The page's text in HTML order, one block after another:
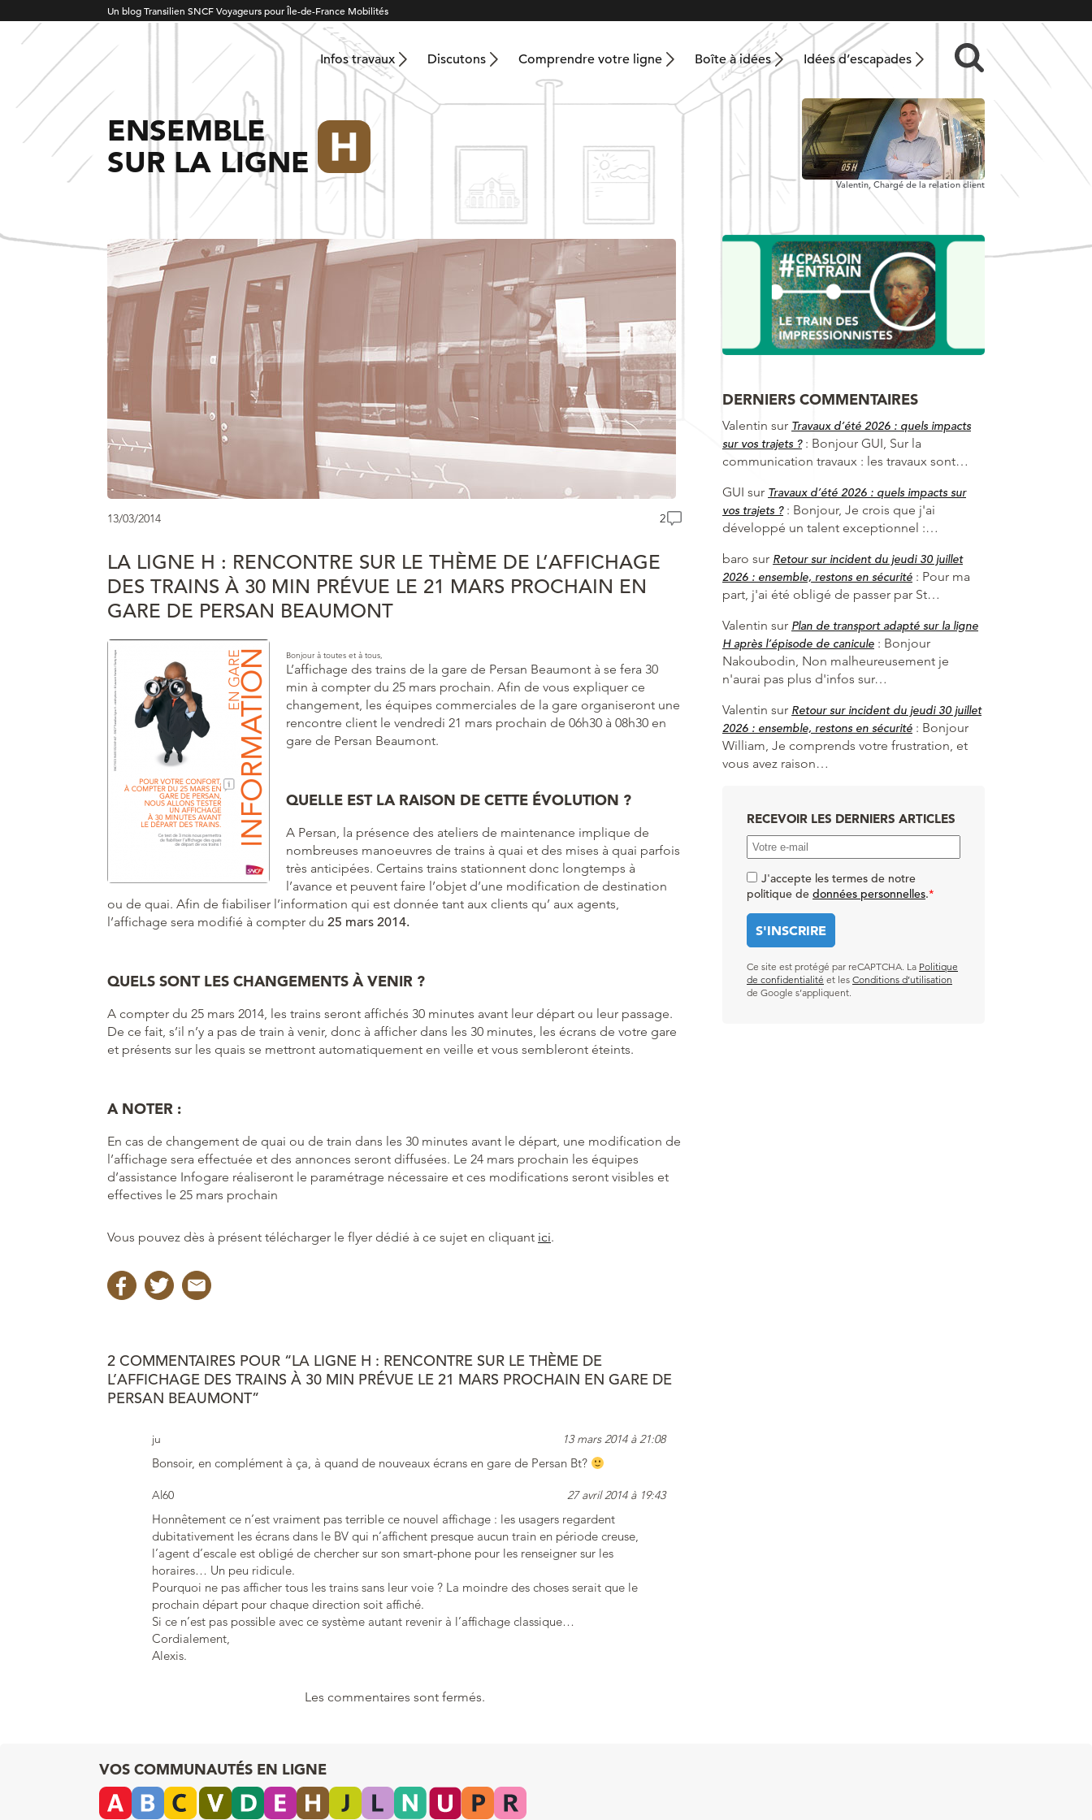
Un blog Transilien SNCF Voyageurs pour Île-de-France Mobilités
Infos travaux Discutons Comprendre votre ligne Boîte à idées Idées d’escapades
ENSEMBLE
SUR LA LIGNE
Valentin, Chargé de la relation client
13/03/2014 2
LA LIGNE H : RENCONTRE SUR LE THÈME DE L’AFFICHAGE
DES TRAINS À 30 MIN PRÉVUE LE 21 MARS PROCHAIN EN
GARE DE PERSAN BEAUMONT
Bonjour à toutes et à tous,
L’affichage des trains de la gare de Persan Beaumont à se fera 30
min à compter du 25 mars prochain. Afin de vous expliquer ce
changement, les équipes commerciales de la gare organiseront une
rencontre client le vendredi 21 mars prochain de 06h30 à 08h30 en
gare de Persan Beaumont.
QUELLE EST LA RAISON DE CETTE ÉVOLUTION ?
A Persan, la présence des ateliers de maintenance implique de
nombreuses manoeuvres de trains à quai et des mises à quai parfois
très anticipées. Certains trains stationnent donc longtemps à
l’avance et peuvent faire l’objet d’une modification de destination
ou de quai. Afin de fiabiliser l’information qui est donnée tant aux clients qu’ aux agents,
l’affichage sera modifié à compter du 25 mars 2014.
QUELS SONT LES CHANGEMENTS À VENIR ?
A compter du 25 mars 2014, les trains seront affichés 30 minutes avant leur départ ou leur passage.
De ce fait, s’il n’y a pas de train à venir, donc à afficher dans les 30 minutes, les écrans de votre gare
et présents sur les quais se mettront automatiquement en veille et vous sembleront éteints.
A NOTER :
En cas de changement de quai ou de train dans les 30 minutes avant le départ, une modification de
l’affichage sera effectuée et des annonces seront diffusées. Le 24 mars prochain les équipes
d’assistance Infogare réaliseront le paramétrage nécessaire et ces modifications seront visibles et
effectives le 25 mars prochain
Vous pouvez dès à présent télécharger le flyer dédié à ce sujet en cliquant ici.
2 COMMENTAIRES POUR “LA LIGNE H : RENCONTRE SUR LE THÈME DE
L’AFFICHAGE DES TRAINS À 30 MIN PRÉVUE LE 21 MARS PROCHAIN EN GARE DE
PERSAN BEAUMONT”
ju 13 mars 2014 à 21:08
Bonsoir, en complément à ça, à quand de nouveaux écrans en gare de Persan Bt?
Al60 27 avril 2014 à 19:43
Honnêtement ce n’est vraiment pas terrible ce nouvel affichage : les usagers regardent
dubitativement les écrans dans le BV qui n’affichent presque aucun train en période creuse,
l’agent d’escale est obligé de chercher sur son smart-phone pour les renseigner sur les
horaires… Un peu ridicule.
Pourquoi ne pas afficher tous les trains sans leur voie ? La moindre des choses serait que le
prochain départ pour chaque direction soit affiché.
Si ce n’est pas possible avec ce système autant revenir à l’affichage classique…
Cordialement,
Alexis.
Les commentaires sont fermés.
DERNIERS COMMENTAIRES
Valentin sur Travaux d’été 2026 : quels impacts
sur vos trajets ?: Bonjour GUI, Sur la
communication travaux : les travaux sont…
GUI sur Travaux d’été 2026 : quels impacts sur
vos trajets ?: Bonjour, Je crois que j'ai
développé un talent exceptionnel :…
baro sur Retour sur incident du jeudi 30 juillet
2026 : ensemble, restons en sécurité : Pour ma
part, j'ai été obligé de passer par St…
Valentin sur Plan de transport adapté sur la ligne
H après l’épisode de canicule : Bonjour
Nakoubodin, Non malheureusement je
n'aurai pas plus d'infos sur…
Valentin sur Retour sur incident du jeudi 30 juillet
2026 : ensemble, restons en sécurité : Bonjour
William, Je comprends votre frustration, et
vous avez raison…
RECEVOIR LES DERNIERS ARTICLES
J'accepte les termes de notre
politique de données personnelles.*
Ce site est protégé par reCAPTCHA. La Politique
de confidentialité et les Conditions d’utilisation
de Google s’appliquent.
VOS COMMUNAUTÉS EN LIGNE